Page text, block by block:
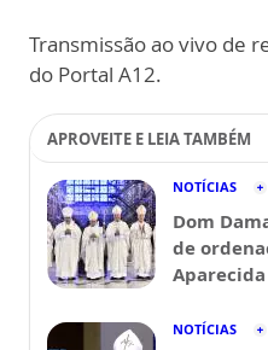
Transmissão ao vivo de
do Portal A12.
APROVEITE E LEIA TAMBÉM
NOTÍCIAS
Dom
de
Aparecida
NOTÍCIAS